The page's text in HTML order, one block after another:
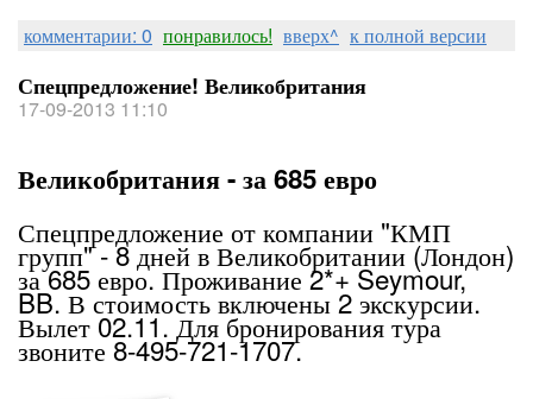
комментарии: 0 понравилось! вверх^ к полной версии
Спецпредложение! Великобритания
17-09-2013 11:10
Великобритания - за 685 евро
Спецпредложение от компании "КМП
групп" - 8 дней в Великобритании (Лондон)
за 685 евро. Проживание 2*+ Seymour,
BB. В стоимость включены 2 экскурсии.
Вылет 02.11. Для бронирования тура
звоните 8-495-721-1707.